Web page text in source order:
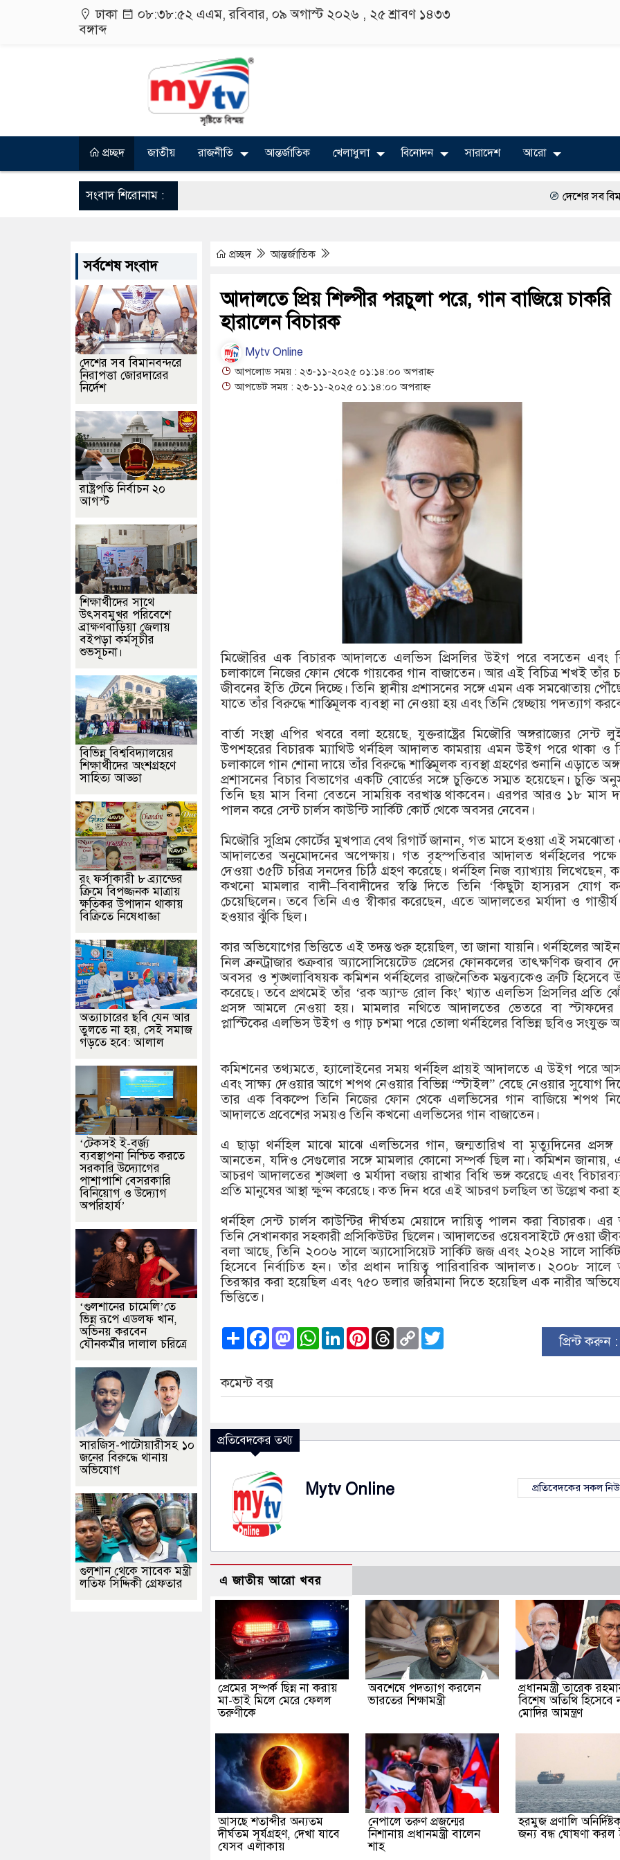
ঢাকা ০৮:৩৮:৫৩ এএম, রবিবার, ০৯ অগাস্ট ২০২৬ , ২৫ শ্রাবণ ১৪৩৩
বঙ্গাব্দ
প্রচ্ছদ জাতীয় রাজনীতি আন্তর্জাতিক খেলাধুলা বিনোদন সারাদেশ আরো
সংবাদ শিরোনাম : দেশের সব বিমানবন্দরে
অত্যাচারের ছবি যেন আর
সারজিস-পাটোয়ারীসহ ১০
‘স্কুটি নাকি গোল্ড?’
১৫২২ পুলিশ সদস্যকে
সার্ককে আরও গতিশীল
প্রধানমন্ত্রীর সঙ্গে নবনিযুক্ত
জামায়াত ফেরেশতাদের
প্রচ্ছদ আন্তর্জাতিক
আদালতে প্রিয় শিল্পীর পরচুলা পরে, গান বাজিয়ে চাকরি
হারালেন বিচারক
Mytv Online
আপলোড সময় : ২৩-১১-২০২৫ ০১:১৪:০০ অপরাহ্ন
আপডেট সময় : ২৩-১১-২০২৫ ০১:১৪:০০ অপরাহ্ন
মিজৌরির এক বিচারক আদালতে এলভিস প্রিসলির উইগ পরে বসতেন এবং
চলাকালে নিজের ফোন থেকে গায়কের গান বাজাতেন। আর এই বিচিত্র শখই তাঁর
জীবনের ইতি টেনে দিচ্ছে। তিনি স্থানীয় প্রশাসনের সঙ্গে এমন এক সমঝোতায়
যাতে তাঁর বিরুদ্ধে শাস্তিমূলক ব্যবস্থা না নেওয়া হয় এবং তিনি স্বেচ্ছায় পদত্যাগ
বার্তা সংস্থা এপির খবরে বলা হয়েছে, যুক্তরাষ্ট্রের মিজৌরি অঙ্গরাজ্যের সেন্ট
উপশহরের বিচারক ম্যাথিউ থর্নহিল আদালত কামরায় এমন উইগ পরে থাকা ও
চলাকালে গান শোনা দায়ে তাঁর বিরুদ্ধে শাস্তিমূলক ব্যবস্থা গ্রহণের শুনানি এড়াতে
প্রশাসনের বিচার বিভাগের একটি বোর্ডের সঙ্গে চুক্তিতে সম্মত হয়েছেন। চুক্তি
তিনি ছয় মাস বিনা বেতনে সাময়িক বরখাস্ত থাকবেন। এরপর আরও ১৮ মাস
পালন করে সেন্ট চার্লস কাউন্টি সার্কিট কোর্ট থেকে অবসর নেবেন।
মিজৌরি সুপ্রিম কোর্টের মুখপাত্র বেথ রিগার্ট জানান, গত মাসে হওয়া এই
আদালতের অনুমোদনের অপেক্ষায়। গত বৃহস্পতিবার আদালত থর্নহিলের
দেওয়া ৩৫টি চরিত্র সনদের চিঠি গ্রহণ করেছে। থর্নহিল নিজ ব্যাখ্যায় লিখেছেন,
কখনো মামলার বাদী–বিবাদীদের স্বস্তি দিতে তিনি ‘কিছুটা হাস্যরস যোগ
চেয়েছিলেন। তবে তিনি এও স্বীকার করেছেন, এতে আদালতের মর্যাদা ও গাম্ভীর্য
হওয়ার ঝুঁকি ছিল।
কার অভিযোগের ভিত্তিতে এই তদন্ত শুরু হয়েছিল, তা জানা যায়নি। থর্নহিলের
নিল ব্রুনট্রাজার শুক্রবার অ্যাসোসিয়েটেড প্রেসের ফোনকলের তাৎক্ষণিক জবাব
অবসর ও শৃঙ্খলাবিষয়ক কমিশন থর্নহিলের ‍রাজনৈতিক মন্তব্যকেও ত্রুটি হিসেবে
করেছে। তবে প্রথমেই তাঁর ‘রক অ্যান্ড রোল কিং’ খ্যাত এলভিস প্রিসলির প্রতি
প্রসঙ্গ আমলে নেওয়া হয়। মামলার নথিতে আদালতের ভেতরে বা স্টাফদের
প্লাস্টিকের এলভিস উইগ ও গাঢ় চশমা পরে তোলা থর্নহিলের বিভিন্ন ছবিও সংযুক্ত
কমিশনের তথ্যমতে, হ্যালোইনের সময় থর্নহিল প্রায়ই আদালতে এ উইগ পরে
এবং সাক্ষ্য দেওয়ার আগে শপথ নেওয়ার বিভিন্ন “স্টাইল” বেছে নেওয়ার সুযোগ
তার এক বিকল্পে তিনি নিজের ফোন থেকে এলভিসের গান বাজিয়ে শপথ
আদালতে প্রবেশের সময়ও তিনি কখনো এলভিসের গান বাজাতেন।
এ ছাড়া থর্নহিল মাঝে মাঝে এলভিসের গান, জন্মতারিখ বা মৃত্যুদিনের প্রসঙ্গ
আনতেন, যদিও সেগুলোর সঙ্গে মামলার কোনো সম্পর্ক ছিল না। কমিশন জানায়,
আচরণ আদালতের শৃঙ্খলা ও মর্যাদা বজায় রাখার বিধি ভঙ্গ করেছে এবং
প্রতি মানুষের আস্থা ক্ষুণ্ন করেছে। কত দিন ধরে এই আচরণ চলছিল তা উল্লেখ করা
থর্নহিল সেন্ট চার্লস কাউন্টির দীর্ঘতম মেয়াদে দায়িত্ব পালন করা বিচারক।
তিনি সেখানকার সহকারী প্রসিকিউটর ছিলেন। আদালতের ওয়েবসাইটে দেওয়া
বলা আছে, তিনি ২০০৬ সালে অ্যাসোসিয়েট সার্কিট জজ এবং ২০২৪ সালে
হিসেবে নির্বাচিত হন। তাঁর প্রধান দায়িত্ব পারিবারিক আদালত। ২০০৮ সালে
তিরস্কার করা হয়েছিল এবং ৭৫০ ডলার জরিমানা দিতে হয়েছিল এক নারীর
ভিত্তিতে।
ShareFacebook
Mastodon
WhatsApp
LinkedInPinterest
Threads
Copy
Link প্রিন্ট করুন :
কমেন্ট বক্স
প্রতিবেদকের তথ্য
Mytv Online প্রতিবেদকের সকল
এ জাতীয় আরো খবর
প্রেমের সম্পর্ক ছিন্ন না করায়
মা-ভাই মিলে মেরে ফেলল
তরুণীকে
অবশেষে পদত্যাগ করলেন
ভারতের শিক্ষামন্ত্রী
প্রধানমন্ত্রী তারেক
বিশেষ অতিথি হিসেবে
মোদির আমন্ত্রণ
আসছে শতাব্দীর অন্যতম
দীর্ঘতম সূর্যগ্রহণ, দেখা যাবে
যেসব এলাকায়
নেপালে তরুণ প্রজন্মের
নিশানায় প্রধানমন্ত্রী বালেন
শাহ
হরমুজ প্রণালি
জন্য বন্ধ ঘোষণা করল
সর্বশেষ সংবাদ
দেশের সব বিমানবন্দরে
নিরাপত্তা জোরদারের
নির্দেশ
রাষ্ট্রপতি নির্বাচন ২০
আগস্ট
শিক্ষার্থীদের সাথে
উৎসবমুখর পরিবেশে
ব্রাক্ষণবাড়িয়া জেলায়
বইপড়া কর্মসূচীর
শুভসূচনা।
বিভিন্ন বিশ্ববিদ্যালয়ের
শিক্ষার্থীদের অংশগ্রহণে
সাহিত্য আড্ডা
রং ফর্সাকারী ৮ ব্র্যান্ডের
ক্রিমে বিপজ্জনক মাত্রায়
ক্ষতিকর উপাদান থাকায়
বিক্রিতে নিষেধাজ্ঞা
অত্যাচারের ছবি যেন আর
তুলতে না হয়, সেই সমাজ
গড়তে হবে: আলাল
‘টেকসই ই-বর্জ্য
ব্যবস্থাপনা নিশ্চিত করতে
সরকারি উদ্যোগের
পাশাপাশি বেসরকারি
বিনিয়োগ ও উদ্যোগ
অপরিহার্য’
‘গুলশানের চামেলি’তে
ভিন্ন রূপে এডলফ খান,
অভিনয় করবেন
যৌনকর্মীর দালাল চরিত্রে
সারজিস-পাটোয়ারীসহ ১০
জনের বিরুদ্ধে থানায়
অভিযোগ
গুলশান থেকে সাবেক মন্ত্রী
লতিফ সিদ্দিকী গ্রেফতার